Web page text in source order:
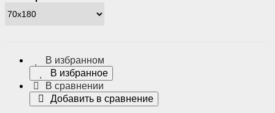
В избранном
В избранное
В сравнении
Добавить в сравнение